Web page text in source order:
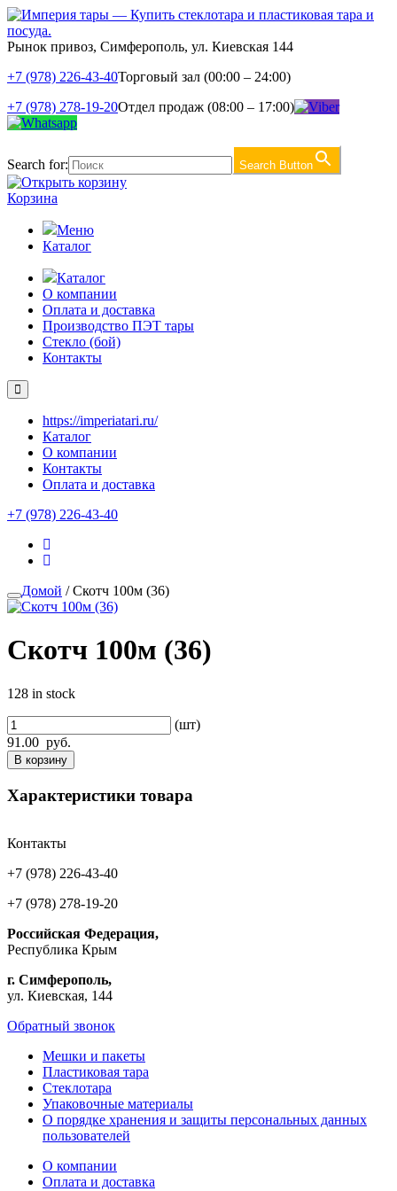
Рынок привоз, Симферополь, ул. Киевская 144
+7 (978) 226-43-40Торговый зал (00:00 – 24:00)
+7 (978) 278-19-20Отдел продаж (08:00 – 17:00)
Search for: Search Button
Корзина
Меню
Каталог
Каталог
О компании
Оплата и доставка
Производство ПЭТ тары
Стекло (бой)
Контакты
https://imperiatari.ru/
Каталог
О компании
Контакты
Оплата и доставка
+7 (978) 226-43-40
Домой / Скотч 100м (36)
Скотч 100м (36)
128 in stock
(шт)
91.00 руб.
В корзину
Характеристики товара
Контакты
+7 (978) 226-43-40
+7 (978) 278-19-20
Российская Федерация,
Республика Крым
г. Симферополь,
ул. Киевская, 144
Обратный звонок
Мешки и пакеты
Пластиковая тара
Стеклотара
Упаковочные материалы
О порядке хранения и защиты персональных данных
пользователей
О компании
Оплата и доставка